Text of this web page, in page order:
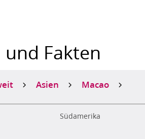
und Fakten
Asien Macao
Südamerika